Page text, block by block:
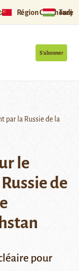
Région Ouïghoure
S’abonner
par la Russie de la
le
de
pour